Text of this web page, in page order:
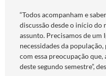
“Todos acompanham e
discussão desde o início do
assunto. Precisamos de um
necessidades da
com essa preocupação
deste segundo semestre”,